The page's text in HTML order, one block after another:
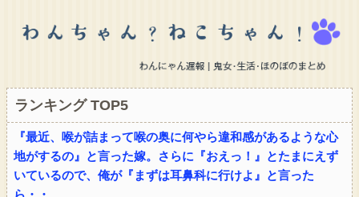
ランキング TOP5
『最近、喉が詰まって喉の奥に何やら違和感があるような心
地がするの』と言った嫁。さらに『おえっ！』とたまにえず
いているので、俺が『まずは耳鼻科に行けよ』と言った
ら・・